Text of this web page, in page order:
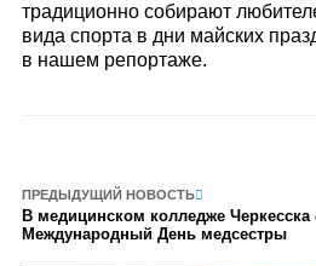
традиционно собирают
вида спорта в дни майских
в нашем репортаже.
ПРЕДЫДУЩИЙ НОВОСТЬ
В медицинском колледже Черкесска
Международный День медсестры